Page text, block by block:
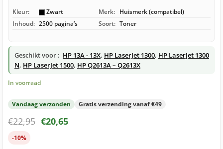
Kleur: Zwart Merk: Huismerk (compatibel)
Inhoud: 2500 pagina’s Soort: Toner
Geschikt voor : HP 13A - 13X, HP LaserJet 1300, HP LaserJet 1300
N, HP LaserJet 1500, HP Q2613A – Q2613X
In voorraad
Vandaag verzonden Gratis verzending vanaf €49
€22,95 €20,65
-10%